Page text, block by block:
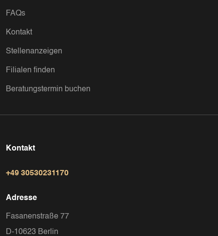
FAQs
Kontakt
Stellenanzeigen
Filialen finden
Beratungstermin buchen
Kontakt
+49 30530231170
Adresse
Fasanenstraße 77
D-10623 Berlin